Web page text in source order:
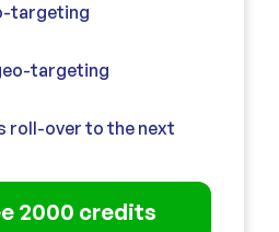
targeting
targeting
roll-over to the next
2000 credits